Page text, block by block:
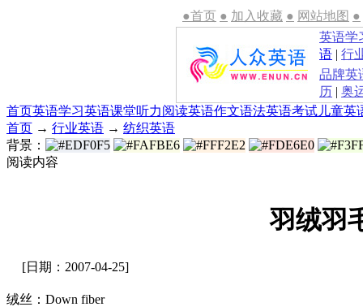
●首页 ● 加入收藏 ● 网站地图 ●
英语学
语 | 行
品牌英
历 | 奥
首页英语学习英语课堂听力阅读英语作文语法英语考试 儿童英
首页 → 行业英语 → 纺织英语
背景：
阅读内容
羽绒羽
[日期：2007-04-25]
绒丝：Down fiber